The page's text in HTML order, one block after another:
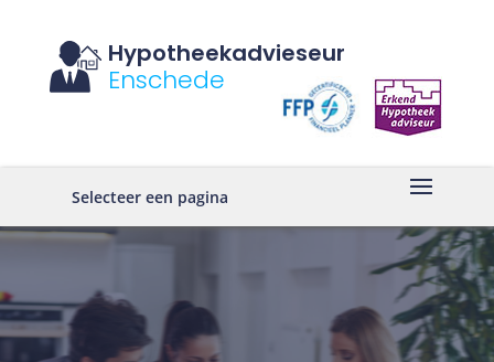
Hypotheekadvieseur
Enschede
Selecteer een pagina